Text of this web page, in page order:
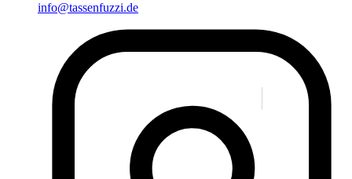
info@tassenfuzzi.de